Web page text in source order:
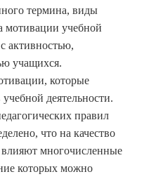
термина, виды
мотивации учебной
активностью,
учащихся.
которые
деятельности.
правил
что на качество
влияют многочисленные
которых можно